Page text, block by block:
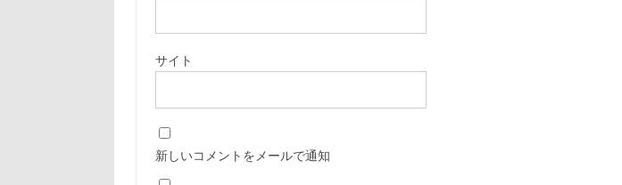
サイト
新しいコメントをメールで通知